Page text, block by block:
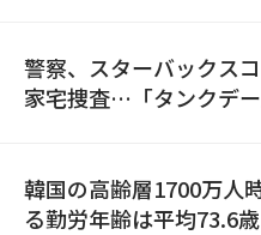
警察、スターバックス
家宅捜査…「タンクデ
韓国の高齢層1700万人
る勤労年齢は平均73.6